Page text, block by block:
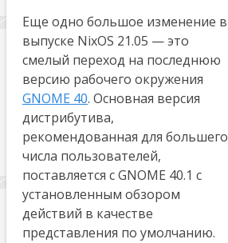
Еще одно большое изменение в
выпуске NixOS 21.05 — это
смелый переход на последнюю
версию рабочего окружения
GNOME 40. Основная версия
дистрибутива,
рекомендованная для большего
числа пользователей,
поставляется с GNOME 40.1 с
установленным обзором
действий в качестве
представления по умолчанию.